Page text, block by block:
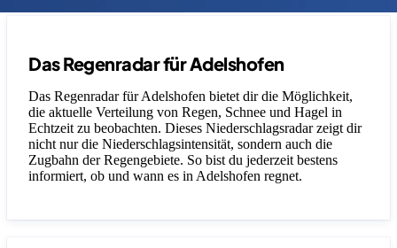
Das Regenradar für Adelshofen
Das Regenradar für Adelshofen bietet dir die Möglichkeit,
die aktuelle Verteilung von Regen, Schnee und Hagel in
Echtzeit zu beobachten. Dieses Niederschlagsradar zeigt dir
nicht nur die Niederschlagsintensität, sondern auch die
Zugbahn der Regengebiete. So bist du jederzeit bestens
informiert, ob und wann es in Adelshofen regnet.